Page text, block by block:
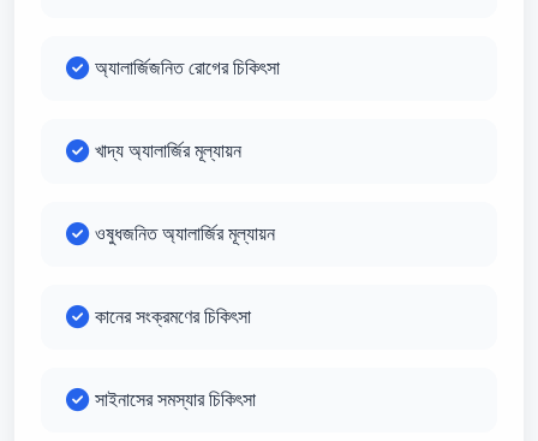
অ্যালার্জিজনিত রোগের চিকিৎসা
খাদ্য অ্যালার্জির মূল্যায়ন
ওষুধজনিত অ্যালার্জির মূল্যায়ন
কানের সংক্রমণের চিকিৎসা
সাইনাসের সমস্যার চিকিৎসা